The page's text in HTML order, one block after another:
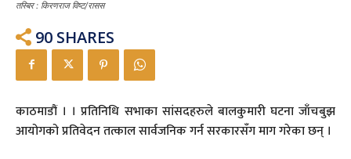
तस्बिर : किरणराज विष्ट/रासस
90 SHARES
काठमाडौं । । प्रतिनिधि सभाका सांसदहरुले बालकुमारी घटना जाँचबुझ
आयोगको प्रतिवेदन तत्काल सार्वजनिक गर्न सरकारसँग माग गरेका छन् ।